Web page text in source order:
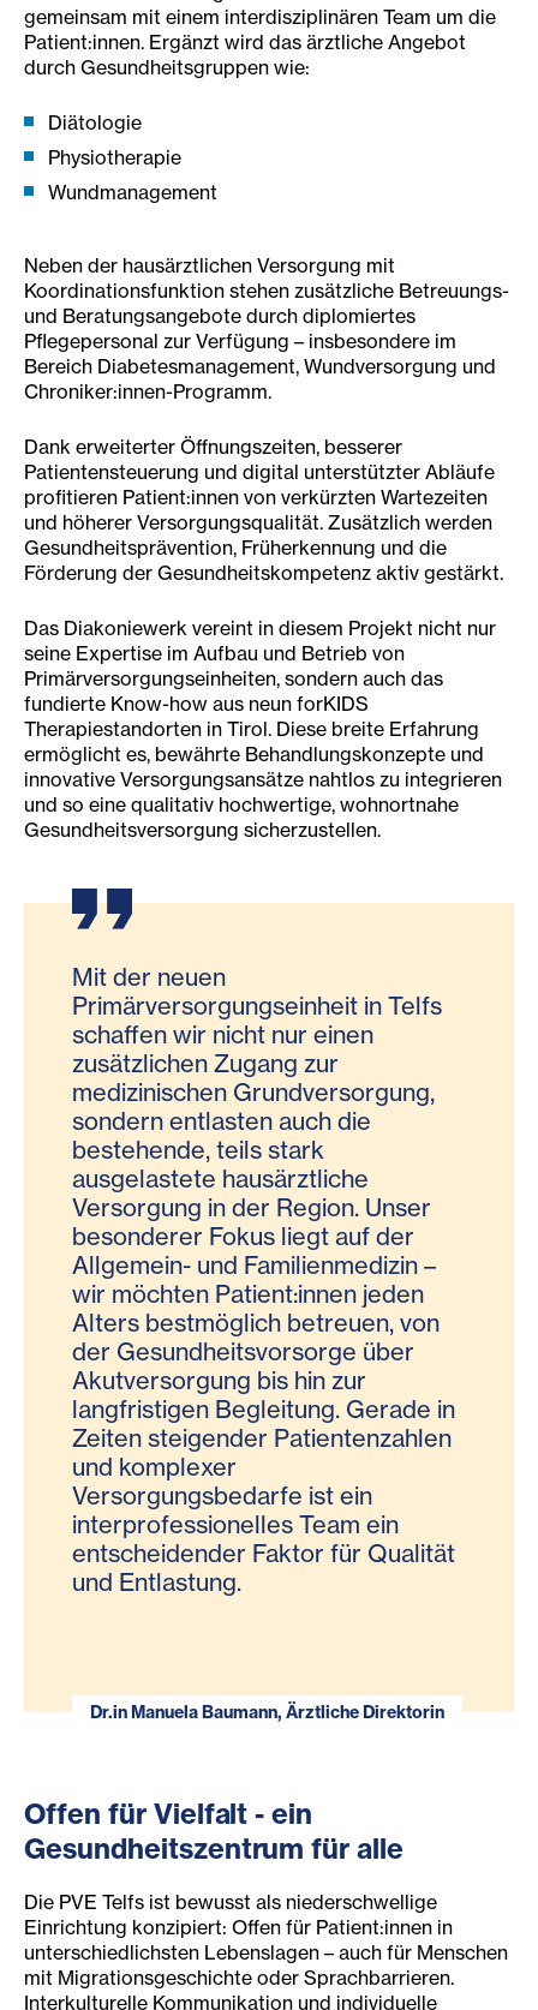
gemeinsam mit einem interdisziplinären Team um die
Patient:innen. Ergänzt wird das ärztliche Angebot
durch Gesundheitsgruppen wie:
Diätologie
Physiotherapie
Wundmanagement
Neben der hausärztlichen Versorgung mit
Koordinationsfunktion stehen zusätzliche Betreuungs-
und Beratungsangebote durch diplomiertes
Pflegepersonal zur Verfügung – insbesondere im
Bereich Diabetesmanagement, Wundversorgung und
Chroniker:innen-Programm.
Dank erweiterter Öffnungszeiten, besserer
Patientensteuerung und digital unterstützter Abläufe
profitieren Patient:innen von verkürzten Wartezeiten
und höherer Versorgungsqualität. Zusätzlich werden
Gesundheitsprävention, Früherkennung und die
Förderung der Gesundheitskompetenz aktiv gestärkt.
Das Diakoniewerk vereint in diesem Projekt nicht nur
seine Expertise im Aufbau und Betrieb von
Primärversorgungseinheiten, sondern auch das
fundierte Know-how aus neun forKIDS
Therapiestandorten in Tirol. Diese breite Erfahrung
ermöglicht es, bewährte Behandlungskonzepte und
innovative Versorgungsansätze nahtlos zu integrieren
und so eine qualitativ hochwertige, wohnortnahe
Gesundheitsversorgung sicherzustellen.
Mit der neuen
Primärversorgungseinheit in Telfs
schaffen wir nicht nur einen
zusätzlichen Zugang zur
medizinischen Grundversorgung,
sondern entlasten auch die
bestehende, teils stark
ausgelastete hausärztliche
Versorgung in der Region. Unser
besonderer Fokus liegt auf der
Allgemein- und Familienmedizin –
wir möchten Patient:innen jeden
Alters bestmöglich betreuen, von
der Gesundheitsvorsorge über
Akutversorgung bis hin zur
langfristigen Begleitung. Gerade in
Zeiten steigender Patientenzahlen
und komplexer
Versorgungsbedarfe ist ein
interprofessionelles Team ein
entscheidender Faktor für Qualität
und Entlastung.
Dr.in Manuela Baumann, Ärztliche Direktorin
Offen für Vielfalt - ein
Gesundheitszentrum für alle
Die PVE Telfs ist bewusst als niederschwellige
Einrichtung konzipiert: Offen für Patient:innen in
unterschiedlichsten Lebenslagen – auch für Menschen
mit Migrationsgeschichte oder Sprachbarrieren.
Interkulturelle Kommunikation und individuelle